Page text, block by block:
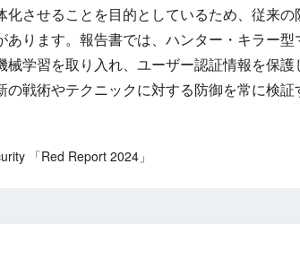
化させることを目的としているため、従来
あります。報告書では、ハンター・キラー
械学習を取り入れ、ユーザー認証情報を保
の戦術やテクニックに対する防御を常に検
「Red Report 2024」